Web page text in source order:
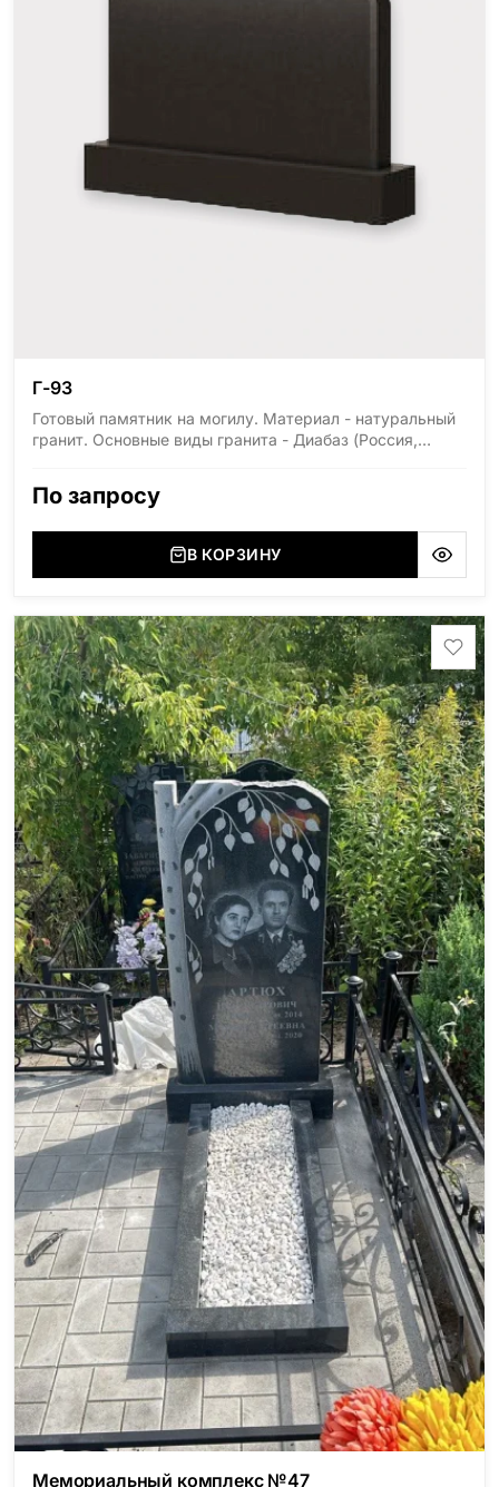
Г-93
Готовый памятник на могилу. Материал - натуральный
гранит. Основные виды гранита - Диабаз (Россия,
(Украина, Житомерская область), Лабродарит
(Украина, Житомерская область), Сюксюансаари
(Россия, Карелия), Амфиболит (Россия, Мурманская
минимальные стандартные размеры: Размер стелы:
70*100*5 Размер тумбы: 12*110*15
По запросу
В КОРЗИНУ
Мемориальный комплекс №47